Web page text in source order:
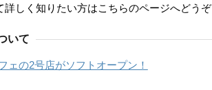
詳しく知りたい方はこちらのページへどうぞ
いて
ェの2号店がソフトオープン！